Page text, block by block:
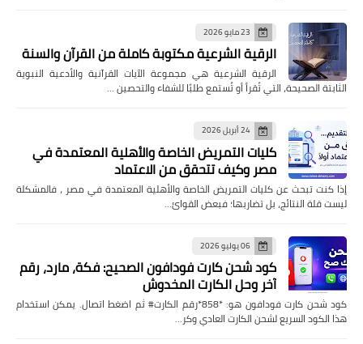
23 مايو 2026
الرقية الشرعية مكتوبة كاملة من القرآن والسنة
الرقية الشرعية هي مجموعة الآيات القرآنية والأدعية النبوية
الثابتة الصحيحة، التي تُقرأ أو تُستمع طلبًا للشفاء والتحصين …
24 أبريل 2026
كليات التمريض الخاصة والأهلية المعتمدة في
مصر وكيف تتحقق من الاعتماد
إذا كنت تبحث عن كليات التمريض الخاصة والأهلية المعتمدة في مصر ، فالمشكلة
ليست قلة النتائج، بل تضاربها؛ فبعض القوائ…
06 يوليو 2026
كود شحن كارت فودافون الصحيح: فكة، مارد، رقم
آخر وحل الكارت المخدوش
كود شحن كارت فودافون هو: *858*رقم الكارت# ثم اضغط اتصال. يمكن استخدام
هذا الكود السريع لشحن الكارت العادي وكر…